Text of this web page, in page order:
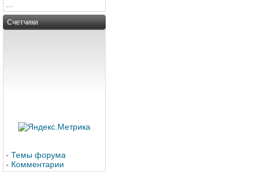
Счетчики
- Темы форума
- Комментарии